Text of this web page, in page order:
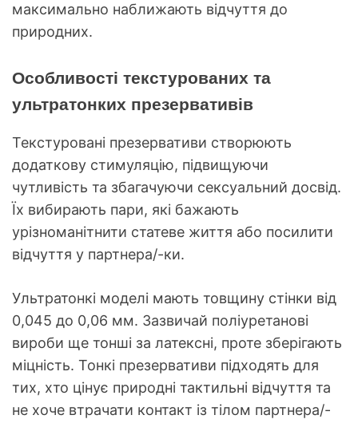
максимально наближають відчуття до
природних.
Особливості текстурованих та
ультратонких презервативів
Текстуровані презервативи створюють
додаткову стимуляцію, підвищуючи
чутливість та збагачуючи сексуальний досвід.
Їх вибирають пари, які бажають
урізноманітнити статеве життя або посилити
відчуття у партнера/-ки.
Ультратонкі моделі мають товщину стінки від
0,045 до 0,06 мм. Зазвичай поліуретанові
вироби ще тонші за латексні, проте зберігають
міцність. Тонкі презервативи підходять для
тих, хто цінує природні тактильні відчуття та
не хоче втрачати контакт із тілом партнера/-